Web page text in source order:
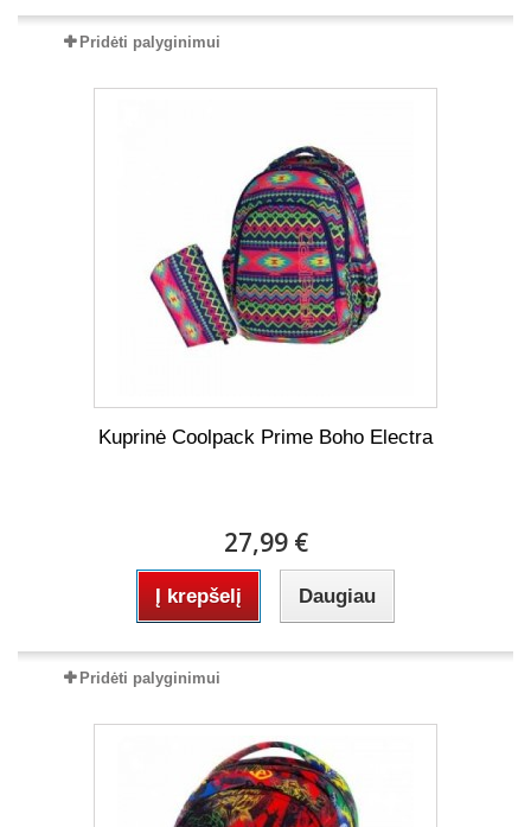
Pridėti palyginimui
Kuprinė Coolpack Prime Boho Electra
27,99 €
Į krepšelį Daugiau
Pridėti palyginimui